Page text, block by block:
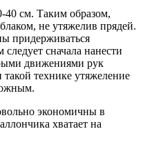
40 см. Таким образом,
не утяжелив прядей.
придерживаться
сначала нанести
движениями рук
технике утяжеление
экономичны в
хватает на